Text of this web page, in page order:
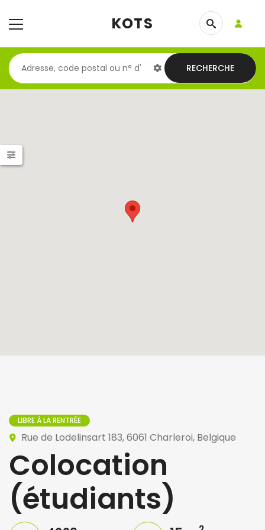
KOTS
RECHERCHE
LIBRE À LA RENTRÉE
Rue de Lodelinsart 183, 6061 Charleroi, Belgique
Colocation
(étudiants)